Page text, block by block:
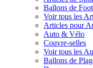
Ballons de
Voir tous les
Articles pour
Auto & Vélo
Couvre-selles
Voir tous les
Ballons de